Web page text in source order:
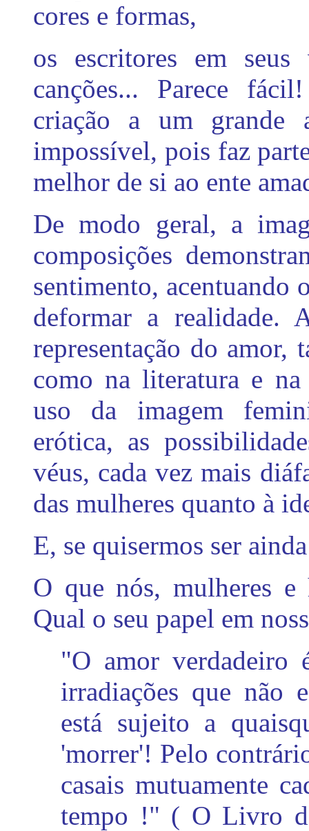
cores e formas,
os escritores em seus
canções... Parece
criação a um grande
impossível, pois faz
melhor de si ao ente
De modo geral, a
composições
sentimento, acentuando
deformar a realidade.
representação do amor,
como na literatura e na
uso da imagem
erótica, as
véus, cada vez mais
das mulheres quanto à
E, se quisermos ser
O que nós, mulheres e
Qual o seu papel em
"O amor verdadeiro
irradiações que não
está sujeito a
'morrer'! Pelo
casais mutuamente
tempo !" ( O Livro